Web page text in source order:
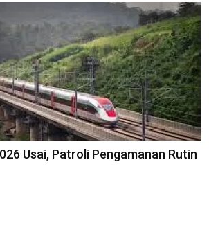
Usai, Patroli Pengamanan Rutin